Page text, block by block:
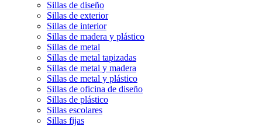
Sillas de diseño
Sillas de exterior
Sillas de interior
Sillas de madera y plástico
Sillas de metal
Sillas de metal tapizadas
Sillas de metal y madera
Sillas de metal y plástico
Sillas de oficina de diseño
Sillas de plástico
Sillas escolares
Sillas fijas